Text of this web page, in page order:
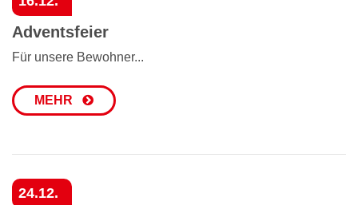
Adventsfeier
Für unsere Bewohner...
MEHR
24.12.